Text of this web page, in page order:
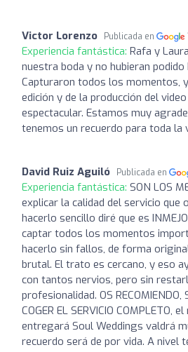
Victor Lorenzo Publicada en
Experiencia fantástica: Rafa y
nuestra boda y no hubieran podido
Capturaron todos los momentos,
edición y de la producción del
espectacular. Estamos muy
tenemos un recuerdo para toda la
David Ruiz Aguiló Publicada en
Experiencia fantástica: SON LOS
explicar la calidad del servicio que
hacerlo sencillo diré que es
captar todos los momentos
hacerlo sin fallos, de forma
brutal. El trato es cercano, y eso
con tantos nervios, pero sin
profesionalidad. OS RECOMIENDO,
COGER EL SERVICIO COMPLETO,
entregará Soul Weddings valdrá
recuerdo será de por vida. A nivel